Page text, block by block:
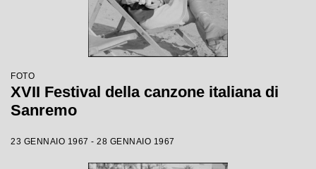
FOTO
XVII Festival della canzone italiana di
Sanremo
23 GENNAIO 1967 - 28 GENNAIO 1967